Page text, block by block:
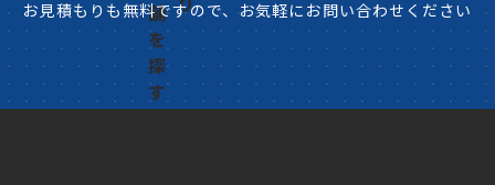
お見積もりも無料ですので、お気軽にお問い合わせください